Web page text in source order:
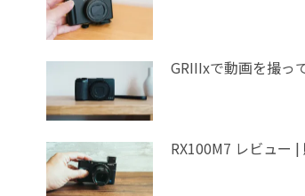
GRIIIxで動画を撮っ
RX100M7 レビュー